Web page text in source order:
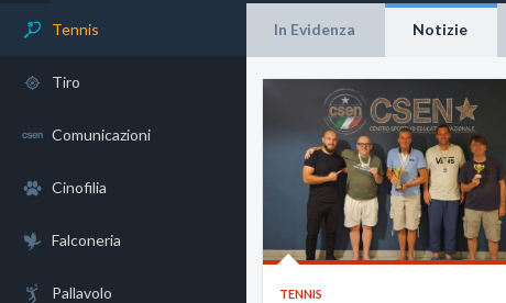
Tennis
Tiro
Comunicazioni
Cinofilia
Falconeria
Pallavolo
In Evidenza Notizie
TENNIS